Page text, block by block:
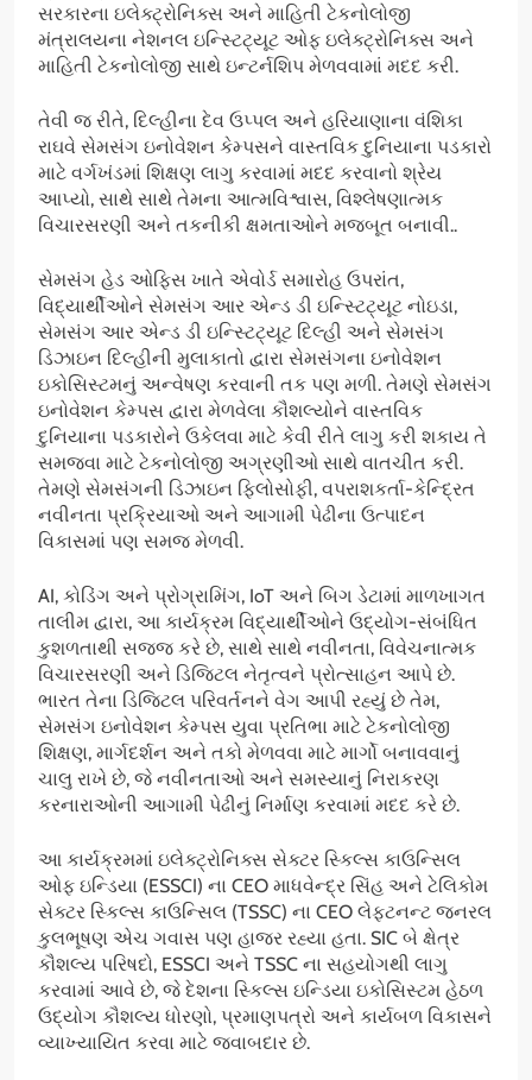
સરકારના ઇલેક્ટ્રોનિક્સ અને માહિતી ટેકનોલોજી
મંત્રાલયના નેશનલ ઇન્સ્ટિટ્યૂટ ઓફ ઇલેક્ટ્રોનિક્સ અને
માહિતી ટેકનોલોજી સાથે ઇન્ટર્નશિપ મેળવવામાં મદદ કરી.
તેવી જ રીતે, દિલ્હીના દેવ ઉપ્પલ અને હરિયાણાના વંશિકા
રાઘવે સેમસંગ ઇનોવેશન કેમ્પસને વાસ્તવિક દુનિયાના પડકારો
માટે વર્ગખંડમાં શિક્ષણ લાગુ કરવામાં મદદ કરવાનો શ્રેય
આપ્યો, સાથે સાથે તેમના આત્મવિશ્વાસ, વિશ્લેષણાત્મક
વિચારસરણી અને તકનીકી ક્ષમતાઓને મજબૂત બનાવી..
સેમસંગ હેડ ઓફિસ ખાતે એવોર્ડ સમારોહ ઉપરાંત,
વિદ્યાર્થીઓને સેમસંગ આર એન્ડ ડી ઇન્સ્ટિટ્યૂટ નોઇડા,
સેમસંગ આર એન્ડ ડી ઇન્સ્ટિટ્યૂટ દિલ્હી અને સેમસંગ
ડિઝાઇન દિલ્હીની મુલાકાતો દ્વારા સેમસંગના ઇનોવેશન
ઇકોસિસ્ટમનું અન્વેષણ કરવાની તક પણ મળી. તેમણે સેમસંગ
ઇનોવેશન કેમ્પસ દ્વારા મેળવેલા કૌશલ્યોને વાસ્તવિક
દુનિયાના પડકારોને ઉકેલવા માટે કેવી રીતે લાગુ કરી શકાય તે
સમજવા માટે ટેકનોલોજી અગ્રણીઓ સાથે વાતચીત કરી.
તેમણે સેમસંગની ડિઝાઇન ફિલોસોફી, વપરાશકર્તા-કેન્દ્રિત
નવીનતા પ્રક્રિયાઓ અને આગામી પેઢીના ઉત્પાદન
વિકાસમાં પણ સમજ મેળવી.
AI, કોડિંગ અને પ્રોગ્રામિંગ, IoT અને બિગ ડેટામાં માળખાગત
તાલીમ દ્વારા, આ કાર્યક્રમ વિદ્યાર્થીઓને ઉદ્યોગ-સંબંધિત
કુશળતાથી સજ્જ કરે છે, સાથે સાથે નવીનતા, વિવેચનાત્મક
વિચારસરણી અને ડિજિટલ નેતૃત્વને પ્રોત્સાહન આપે છે.
ભારત તેના ડિજિટલ પરિવર્તનને વેગ આપી રહ્યું છે તેમ,
સેમસંગ ઇનોવેશન કેમ્પસ યુવા પ્રતિભા માટે ટેકનોલોજી
શિક્ષણ, માર્ગદર્શન અને તકો મેળવવા માટે માર્ગો બનાવવાનું
ચાલુ રાખે છે, જે નવીનતાઓ અને સમસ્યાનું નિરાકરણ
કરનારાઓની આગામી પેઢીનું નિર્માણ કરવામાં મદદ કરે છે.
આ કાર્યક્રમમાં ઇલેક્ટ્રોનિક્સ સેક્ટર સ્કિલ્સ કાઉન્સિલ
ઓફ ઇન્ડિયા (ESSCI) ના CEO માધવેન્દ્ર સિંહ અને ટેલિકોમ
સેક્ટર સ્કિલ્સ કાઉન્સિલ (TSSC) ના CEO લેફ્ટનન્ટ જનરલ
કુલભૂષણ એચ ગવાસ પણ હાજર રહ્યા હતા. SIC બે ક્ષેત્ર
કૌશલ્ય પરિષદો, ESSCI અને TSSC ના સહયોગથી લાગુ
કરવામાં આવે છે, જે દેશના સ્કિલ્સ ઇન્ડિયા ઇકોસિસ્ટમ હેઠળ
ઉદ્યોગ કૌશલ્ય ધોરણો, પ્રમાણપત્રો અને કાર્યબળ વિકાસને
વ્યાખ્યાયિત કરવા માટે જવાબદાર છે.